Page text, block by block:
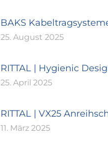
BAKS
25. August 2025
RITTAL | Hygienic
25. April 2025
RITTAL | VX25
11. März 2025